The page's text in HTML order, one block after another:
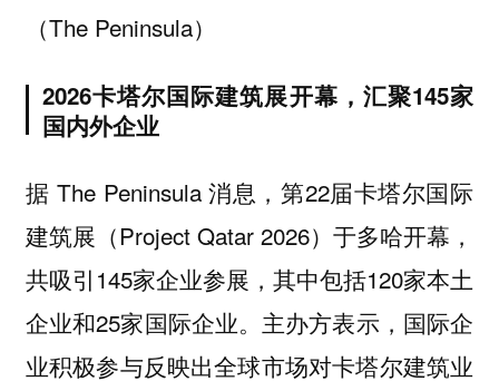
（The Peninsula）
2026卡塔尔国际建筑展开幕，汇聚145家
国内外企业
据 The Peninsula 消息，第22届卡塔尔国际
建筑展（Project Qatar 2026）于多哈开幕，
共吸引145家企业参展，其中包括120家本土
企业和25家国际企业。主办方表示，国际企
业积极参与反映出全球市场对卡塔尔建筑业